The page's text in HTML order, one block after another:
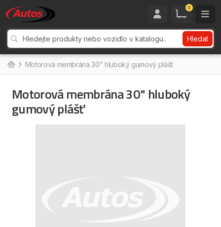
0
Hledat
Motorová membrána 30" hluboký gumový plášť
Motorová membrána 30" hluboký
gumový plášť